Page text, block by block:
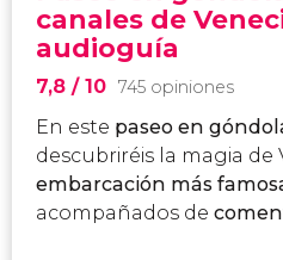
canales de
audioguía
7,8 / 10 745 opiniones
En este paseo en
descubriréis la magia de
embarcación más
acompañados de